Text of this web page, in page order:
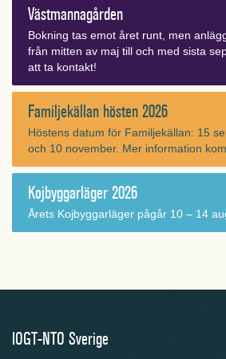
Västmannagården
Bokning tas emot året runt, men
från mitten av maj till och med sista
att ta kontakt!
Familjekällan hösten 2026
Höstens datum för Familjekällan: 15
och 10 november. Mer information
Kojbyggarläger 2026
Årets Kojbyggarläger pågår 10 – 14
IOGT-NTO Sverige